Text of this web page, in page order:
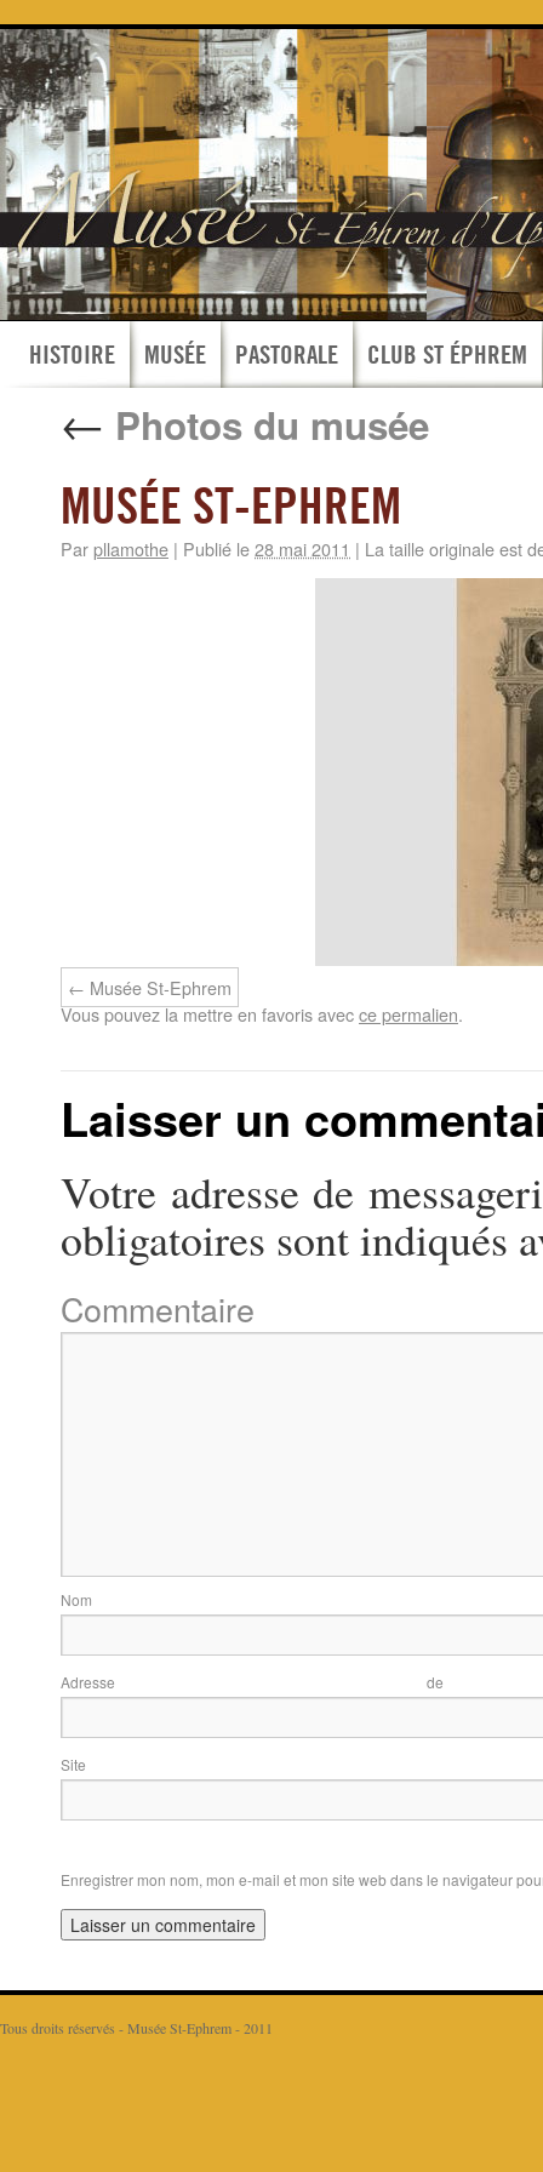
HISTOIRE MUSÉE PASTORALE CLUB ST ÉPHREM
← Photos du musée
MUSÉE ST-EPHREM
Parpllamothe | Publié le28 mai 2011 | La taille originale est
Musée St-Ephrem
Vous pouvez la mettre en favoris avecce permalien.
Laisser un
Votre adresse de
obligatoires sont indiqués
Commentaire
Adresse
Enregistrer mon nom, mon e-mail et mon site web dans le navigateur
Tous droits réservés - Musée St-Ephrem - 2011